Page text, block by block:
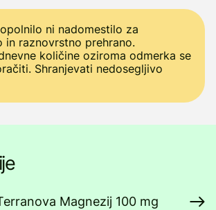
ni nadomestilo za
in raznovrstno prehrano.
količine oziroma odmerka se
Shranjevati nedosegljivo
Magnezij 100 mg